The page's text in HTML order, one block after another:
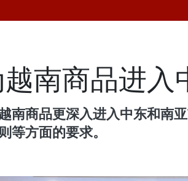
南商品进
南商品更深入进入中东和南
等方面的要求。